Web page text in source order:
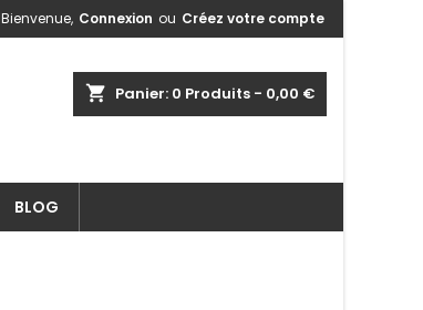
Bienvenue, Connexion ou Créez votre compte
shopping_cart Panier: 0 Produits - 0,00 €
BLOG